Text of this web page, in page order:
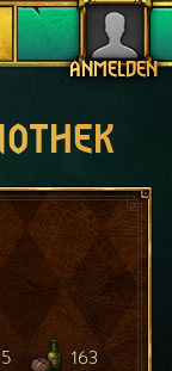
ANMELDEN
163